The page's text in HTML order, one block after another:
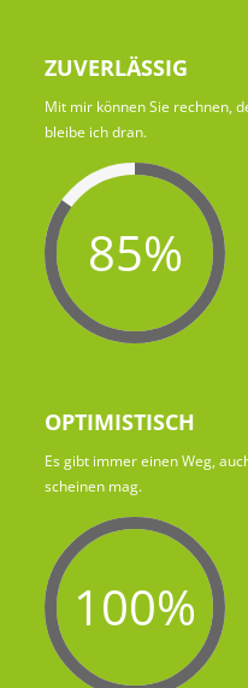
ZUVERLÄSSIG
Mit mir können Sie rechnen,
bleibe ich dran.
85%
OPTIMISTISCH
Es gibt immer einen Weg,
scheinen mag.
100%